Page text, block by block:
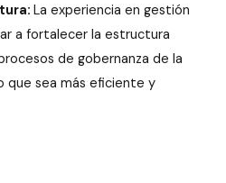
La experiencia en gestión
a fortalecer la estructura
de gobernanza de la
que sea más eficiente y